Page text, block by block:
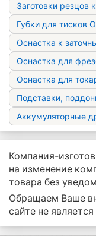
Заготовки
Губки для тисков
Оснастка к
Оснастка для
Оснастка для
Подставки,
Аккумуляторные
Компания-
на изменение
товара без
Обращаем Ваше
сайте не